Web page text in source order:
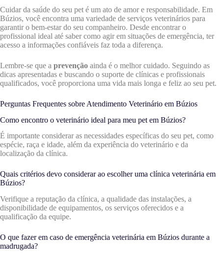
Cuidar da saúde do seu pet é um ato de amor e responsabilidade. Em
Búzios, você encontra uma variedade de serviços veterinários para
garantir o bem-estar do seu companheiro. Desde encontrar o
profissional ideal até saber como agir em situações de emergência, ter
acesso a informações confiáveis faz toda a diferença.
Lembre-se que a prevenção ainda é o melhor cuidado. Seguindo as
dicas apresentadas e buscando o suporte de clínicas e profissionais
qualificados, você proporciona uma vida mais longa e feliz ao seu pet.
Perguntas Frequentes sobre Atendimento Veterinário em Búzios
Como encontro o veterinário ideal para meu pet em Búzios?
É importante considerar as necessidades específicas do seu pet, como
espécie, raça e idade, além da experiência do veterinário e da
localização da clínica.
Quais critérios devo considerar ao escolher uma clínica veterinária em
Búzios?
Verifique a reputação da clínica, a qualidade das instalações, a
disponibilidade de equipamentos, os serviços oferecidos e a
qualificação da equipe.
O que fazer em caso de emergência veterinária em Búzios durante a
madrugada?